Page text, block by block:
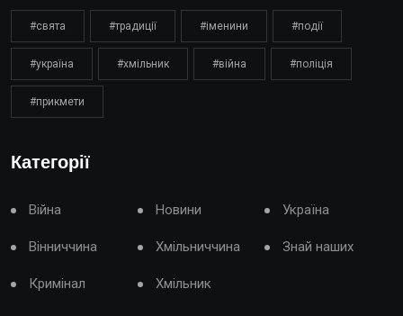
#свята #традиції #іменини #події
#україна #хмільник #війна #поліція
#прикмети
Категорії
Війна Новини Україна
Вінниччина Хмільниччина Знай наших
Кримінал Хмільник